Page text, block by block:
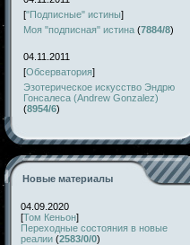
["Подписные" истины]
Моя "подписная" истина (7884/8)
04.11.2011
[Обсерватория]
Эзотерическое искусство Эндрю
Гонсалеса (Andrew Gonzalez)
(8954/6)
Новые материалы
04.09.2020
[Том Кеньон]
Переходные состояния в новые
реалии (2583/0/0)